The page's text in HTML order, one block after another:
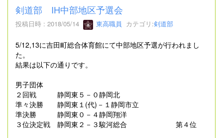
剣道部 IH中部地区予選会
投稿日時 : 2018/05/14 東高職員 カテゴリ:剣道部
5/12,13に吉田町総合体育館にて中部地区予選が行われまし
た。
結果は以下の通りです。
男子団体
２回戦 静岡東５－０静岡北
準々決勝 静岡東１(代)－１静岡市立
準決勝 静岡東０－４静岡翔洋
３位決定戦 静岡東２－３駿河総合 第４位